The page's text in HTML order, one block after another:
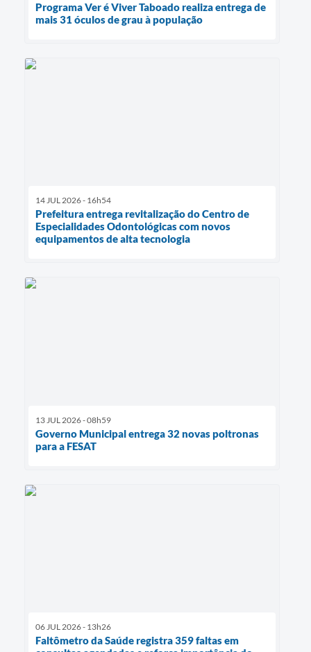
Programa Ver é Viver Taboado realiza entrega de
mais 31 óculos de grau à população
14 JUL 2026 - 16h54
Prefeitura entrega revitalização do Centro de
Especialidades Odontológicas com novos
equipamentos de alta tecnologia
13 JUL 2026 - 08h59
Governo Municipal entrega 32 novas poltronas
para a FESAT
06 JUL 2026 - 13h26
Faltômetro da Saúde registra 359 faltas em